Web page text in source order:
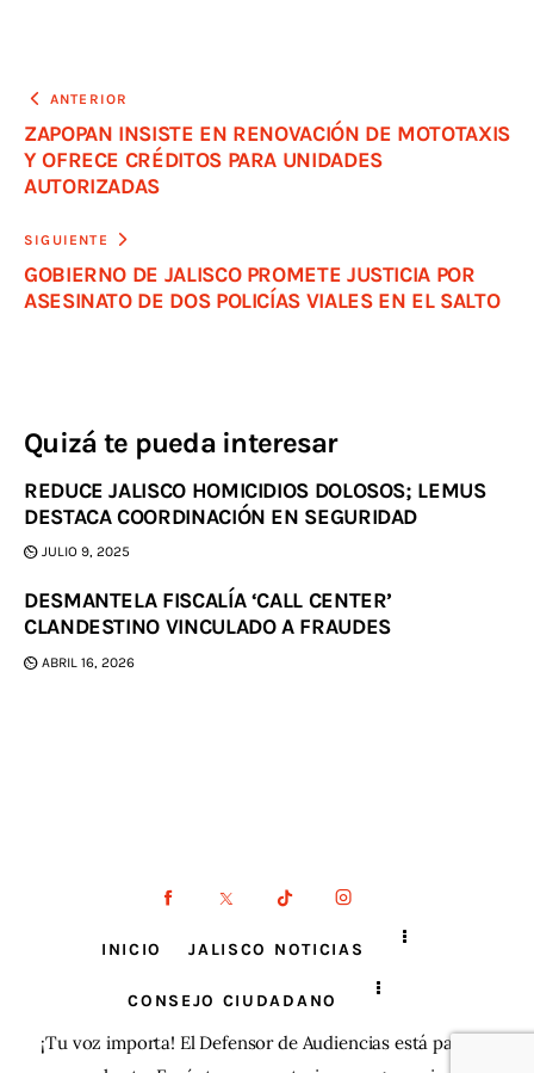
ANTERIOR
ZAPOPAN INSISTE EN RENOVACIÓN DE MOTOTAXIS
Y OFRECE CRÉDITOS PARA UNIDADES
AUTORIZADAS
SIGUIENTE
GOBIERNO DE JALISCO PROMETE JUSTICIA POR
ASESINATO DE DOS POLICÍAS VIALES EN EL SALTO
Quizá te pueda interesar
REDUCE JALISCO HOMICIDIOS DOLOSOS; LEMUS
DESTACA COORDINACIÓN EN SEGURIDAD
JULIO 9, 2025
DESMANTELA FISCALÍA ‘CALL CENTER’
CLANDESTINO VINCULADO A FRAUDES
ABRIL 16, 2026
INICIO JALISCO NOTICIAS
CONSEJO CIUDADANO
¡Tu voz importa! El Defensor de Audiencias está para